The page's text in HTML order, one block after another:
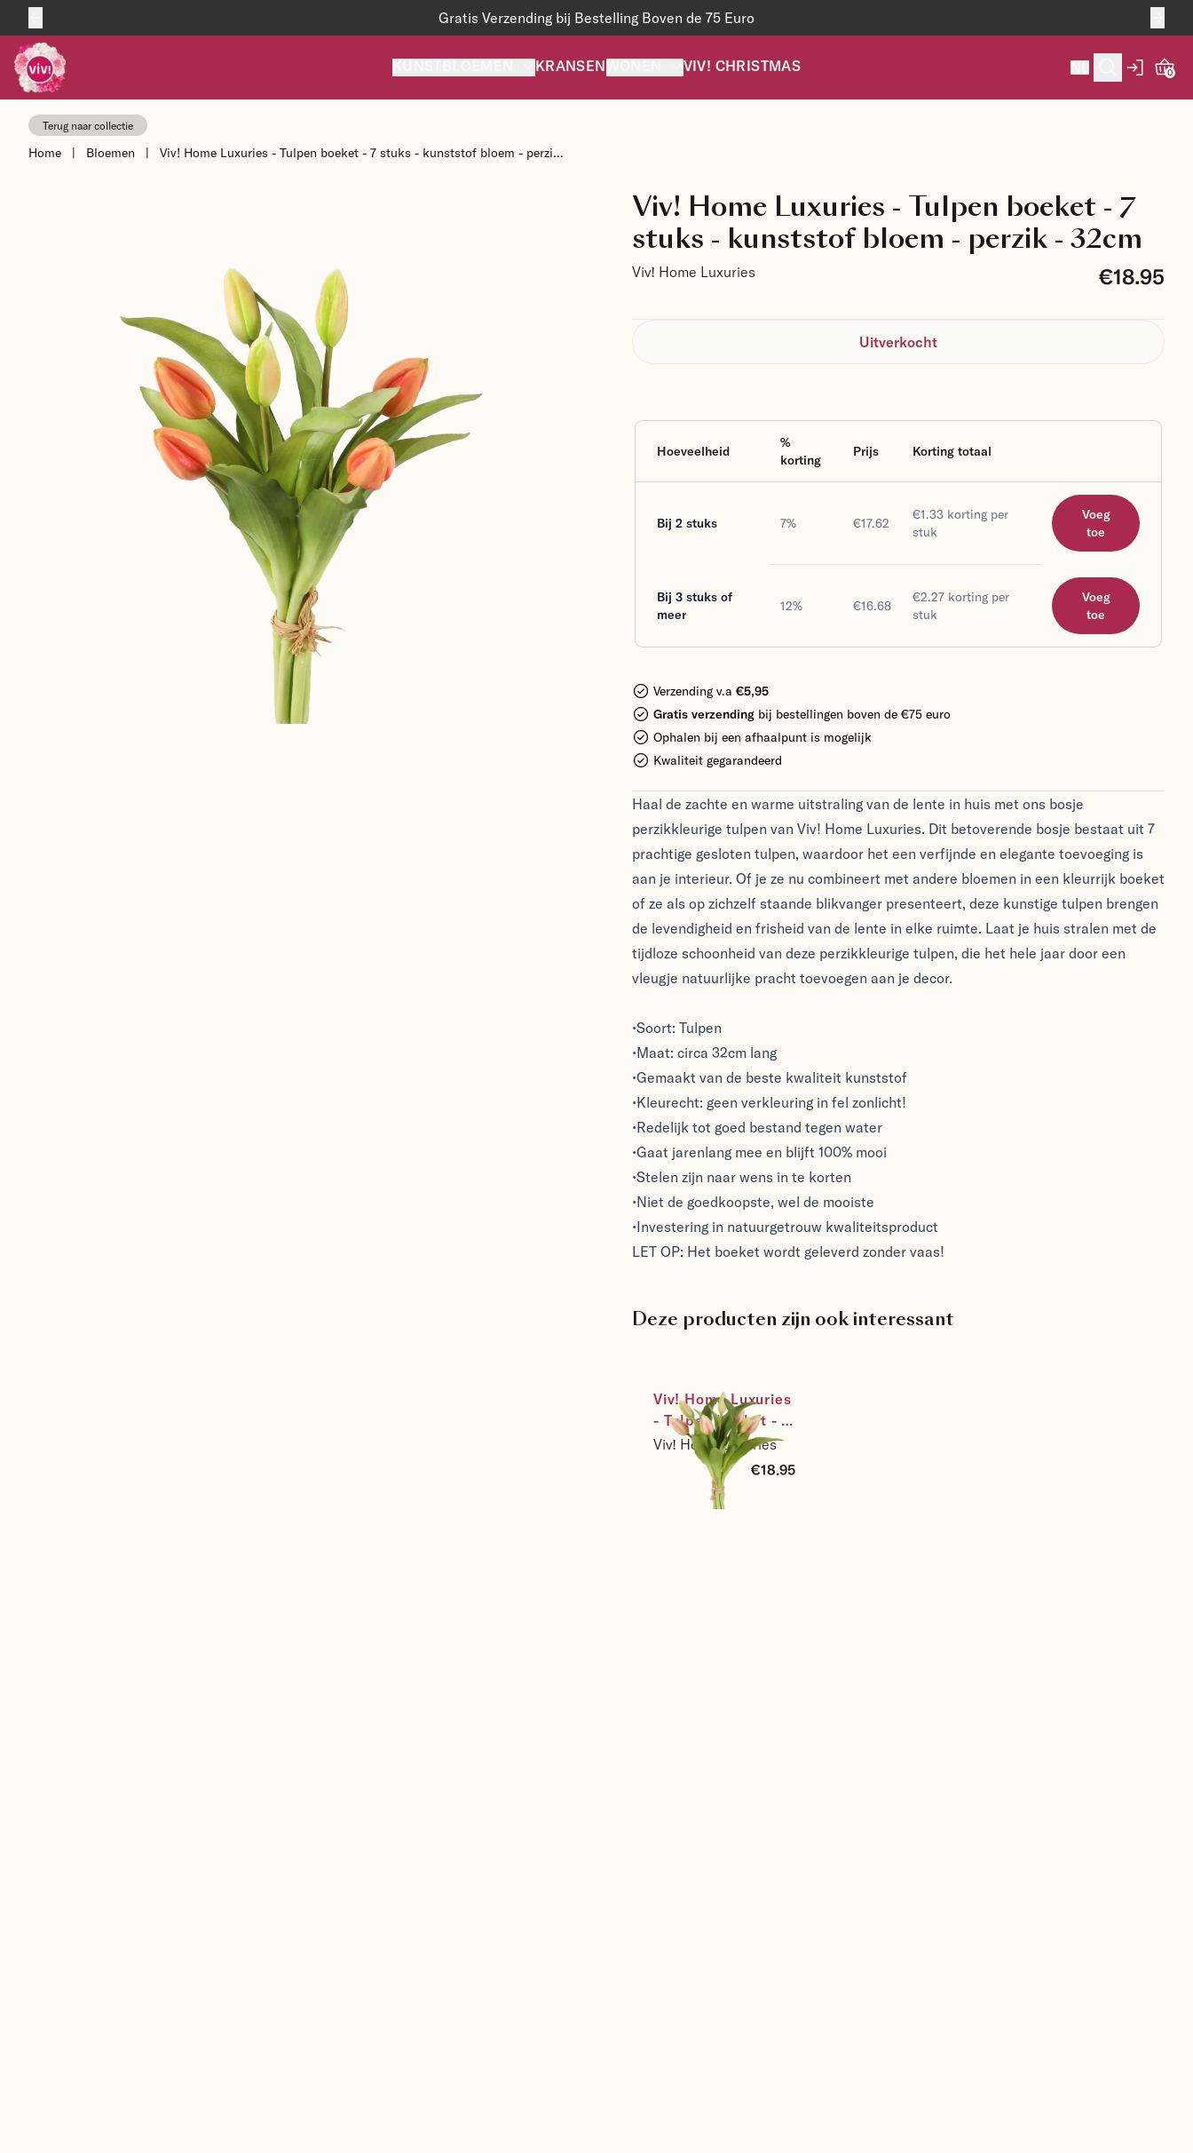
Skip to content Gratis Verzending bij Bestelling Boven de 75 Euro
KRANSEN VIV! CHRISTMAS 0
Terug naar collectie
Home | Bloemen | Viv! Home Luxuries - Tulpen boeket - 7 stuks - kunststof bloem - perzi...
Viv! Home Luxuries - Tulpen boeket - 7
stuks - kunststof bloem - perzik - 32cm
Viv! Home Luxuries €18.95
Uitverkocht
Hoeveelheid
%
korting
Prijs Korting totaal
Bij 2 stuks 7% €17.62
€1.33 korting per
stuk
Voeg
toe
Bij 3 stuks of
meer
12% €16.68
€2.27 korting per
stuk
Voeg
toe
Verzending v.a €5,95
Gratis verzending bij bestellingen boven de €75 euro
Ophalen bij een afhaalpunt is mogelijk
Kwaliteit gegarandeerd
Haal de zachte en warme uitstraling van de lente in huis met ons bosje
perzikkleurige tulpen van Viv! Home Luxuries. Dit betoverende bosje bestaat uit 7
prachtige gesloten tulpen, waardoor het een verfijnde en elegante toevoeging is
aan je interieur. Of je ze nu combineert met andere bloemen in een kleurrijk boeket
of ze als op zichzelf staande blikvanger presenteert, deze kunstige tulpen brengen
de levendigheid en frisheid van de lente in elke ruimte. Laat je huis stralen met de
tijdloze schoonheid van deze perzikkleurige tulpen, die het hele jaar door een
vleugje natuurlijke pracht toevoegen aan je decor.
•Soort: Tulpen
•Maat: circa 32cm lang
•Gemaakt van de beste kwaliteit kunststof
•Kleurecht: geen verkleuring in fel zonlicht!
•Redelijk tot goed bestand tegen water
•Gaat jarenlang mee en blijft 100% mooi
•Stelen zijn naar wens in te korten
•Niet de goedkoopste, wel de mooiste
•Investering in natuurgetrouw kwaliteitsproduct
LET OP: Het boeket wordt geleverd zonder vaas!
Deze producten zijn ook interessant
Viv! Home Luxuries
- Tulpen boeket - 7
stuks - kunststof
bloem - lichtroze -
Viv! Home Luxuries
€18.95